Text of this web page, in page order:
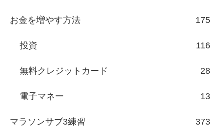
お金を増やす方法 175
投資 116
無料クレジットカード 28
電子マネー 13
マラソンサブ3練習 373